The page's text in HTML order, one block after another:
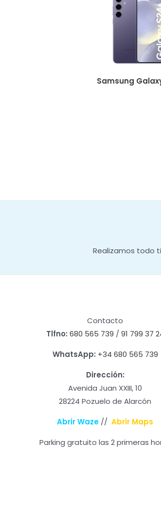
Samsung
Realizamos todo
Contacto
Tlfno: 680 565 739 / 91 799 37
WhatsApp: +34 680 565 739
Dirección:
Avenida Juan XXIII, 10
28224 Pozuelo de Alarcón
Abrir Waze //Abrir Maps
Parking gratuito las 2 primeras